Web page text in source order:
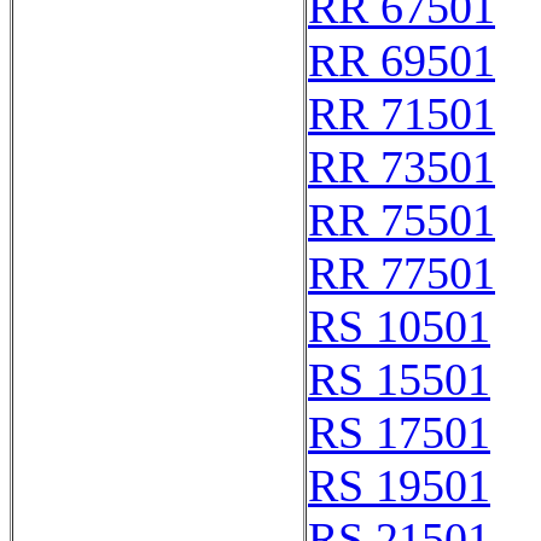
RR 69501
RR 71501
RR 73501
RR 75501
RR 77501
RS 10501
RS 15501
RS 17501
RS 19501